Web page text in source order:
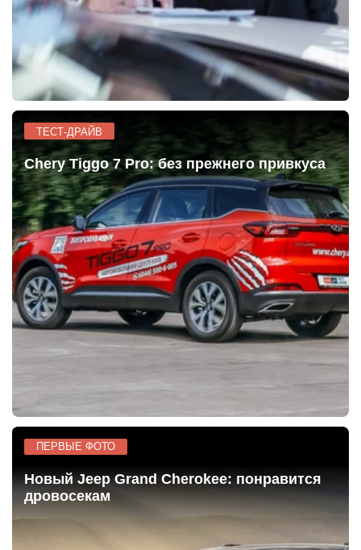
ТЕСТ-ДРАЙВ
Chery Tiggo 7 Pro: без прежнего привкуса
ПЕРВЫЕ ФОТО
Новый Jeep Grand Cherokee: понравится
дровосекам